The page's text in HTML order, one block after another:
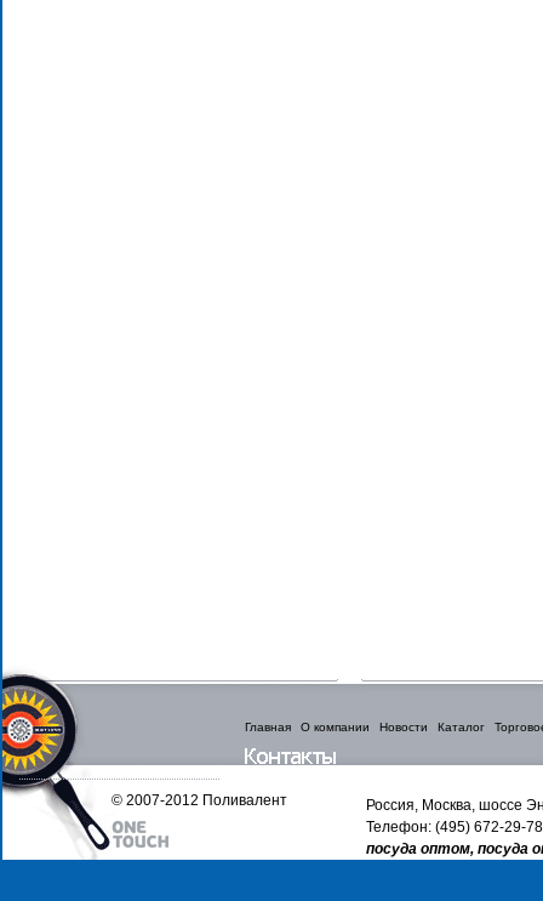
Главная О компании Новости Каталог
Россия, Москва, шоссе
Телефон: (495) 672-29-
посуда оптом, посуда
© 2007-2012 Поливалент